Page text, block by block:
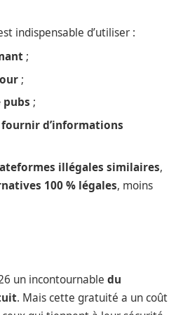
indispensable d’utiliser :
;
;
pubs ;
d’informations
illégales similaires,
100 % légales, moins
un incontournable du
. Mais cette gratuité a un coût